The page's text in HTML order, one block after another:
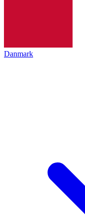
Danmark